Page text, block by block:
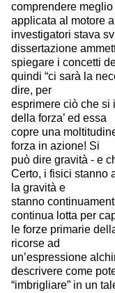
comprendere
applicata al motore
investigatori stava
dissertazione
spiegare i concetti
quindi “ci sarà la
dire, per
esprimere ciò che si
della forza’ ed essa
copre una
forza in azione! Si
può dire gravità - e
Certo, i fisici stanno
la gravità e
stanno
continua lotta per
le forze primarie
ricorse ad
un’espressione
descrivere come
“imbrigliare” in un